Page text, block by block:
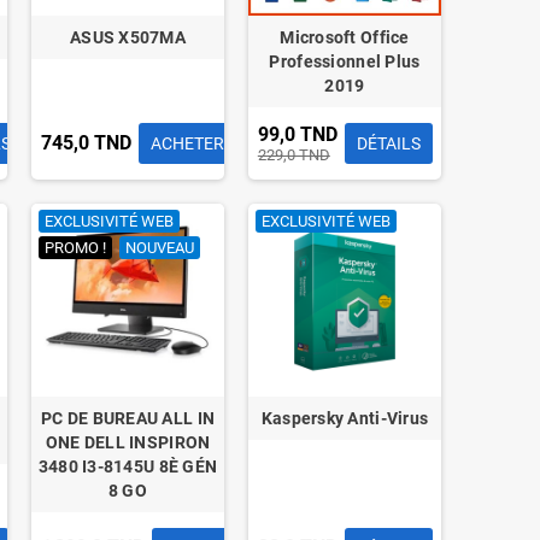
ASUS X507MA
745,0 TND ACHETER
Microsoft Office
Professionnel Plus
2019
99,0 TND
229,0 TND
DÉTAILS
EXCLUSIVITÉ WEB
PROMO !
NOUVEAU
PC DE BUREAU ALL IN
ONE DELL INSPIRON
3480 I3-8145U 8È GÉN
8 GO
EXCLUSIVITÉ WEB
Kaspersky Anti-Virus